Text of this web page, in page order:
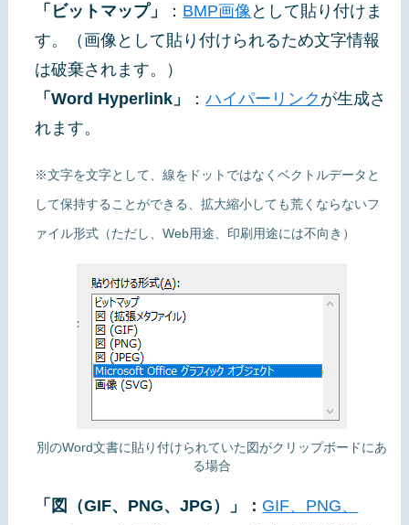
「ビットマップ」
： BMP画像 として貼り付けま
す。（画像として貼り付けられるため文字情報
は破棄されます。）
「Word Hyperlink」
：ハイパーリンク が生成さ
れます。
※文字を文字として、線をドットではなくベクトルデータと
して保持することができる、拡大縮小しても荒くならないフ
ァイル形式（ただし、Web用途、印刷用途には不向き）
別のWord文書に貼り付けられていた図がクリップボードにあ
る場合
「図（GIF、PNG、JPG）」： GIF、PNG、